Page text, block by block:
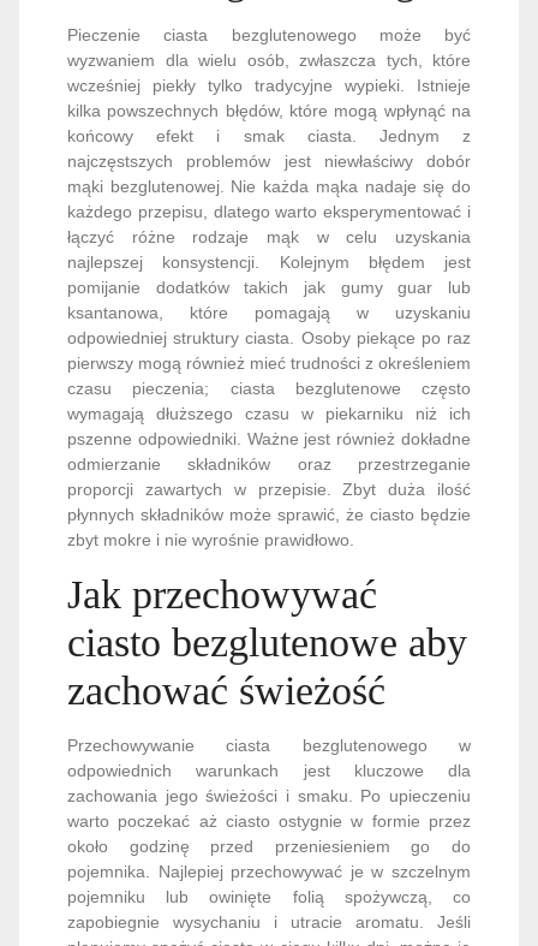
Pieczenie ciasta bezglutenowego może być
wyzwaniem dla wielu osób, zwłaszcza tych, które
wcześniej piekły tylko tradycyjne wypieki. Istnieje
kilka powszechnych błędów, które mogą wpłynąć na
końcowy efekt i smak ciasta. Jednym z
najczęstszych problemów jest niewłaściwy dobór
mąki bezglutenowej. Nie każda mąka nadaje się do
każdego przepisu, dlatego warto eksperymentować i
łączyć różne rodzaje mąk w celu uzyskania
najlepszej konsystencji. Kolejnym błędem jest
pomijanie dodatków takich jak gumy guar lub
ksantanowa, które pomagają w uzyskaniu
odpowiedniej struktury ciasta. Osoby piekące po raz
pierwszy mogą również mieć trudności z określeniem
czasu pieczenia; ciasta bezglutenowe często
wymagają dłuższego czasu w piekarniku niż ich
pszenne odpowiedniki. Ważne jest również dokładne
odmierzanie składników oraz przestrzeganie
proporcji zawartych w przepisie. Zbyt duża ilość
płynnych składników może sprawić, że ciasto będzie
zbyt mokre i nie wyrośnie prawidłowo.
Jak przechowywać
ciasto bezglutenowe aby
zachować świeżość
Przechowywanie ciasta bezglutenowego w
odpowiednich warunkach jest kluczowe dla
zachowania jego świeżości i smaku. Po upieczeniu
warto poczekać aż ciasto ostygnie w formie przez
około godzinę przed przeniesieniem go do
pojemnika. Najlepiej przechowywać je w szczelnym
pojemniku lub owinięte folią spożywczą, co
zapobiegnie wysychaniu i utracie aromatu. Jeśli